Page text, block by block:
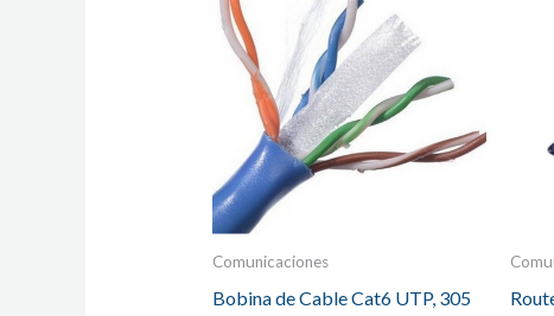
Comunicaciones
Bobina de Cable Cat6 UTP, 305